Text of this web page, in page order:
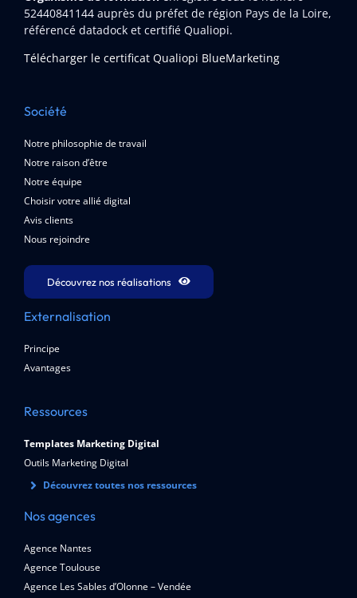
52440841144auprès du préfet de région Pays de la Loire,
référencé datadock et certifié Qualiopi.
Télécharger le certificat Qualiopi BlueMarketing
Société
Notre philosophie de travail
Notre raison d’être
Notre équipe
Choisir votre allié digital
Avis clients
Nous rejoindre
Découvrez nos réalisations
Externalisation
Principe
Avantages
Ressources
Templates Marketing Digital
Outils Marketing Digital
Découvrez toutes nos ressources
Nos agences
Agence Nantes
Agence Toulouse
Agence Les Sables d’Olonne – Vendée